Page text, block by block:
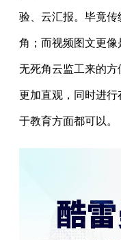
验、云汇报。毕竟
角；而视频图文更像
无死角云监工来的
更加直观，同时进行
于教育方面都可以。